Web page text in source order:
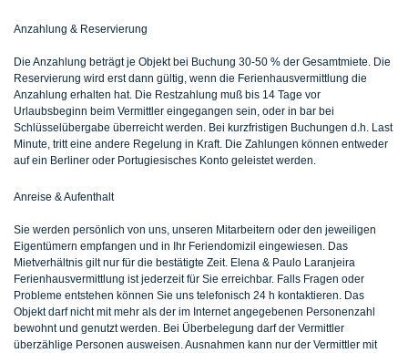
Anzahlung & Reservierung
Die Anzahlung beträgt je Objekt bei Buchung 30-50 % der Gesamtmiete. Die
Reservierung wird erst dann gültig, wenn die Ferienhausvermittlung die
Anzahlung erhalten hat. Die Restzahlung muß bis 14 Tage vor
Urlaubsbeginn beim Vermittler eingegangen sein, oder in bar bei
Schlüsselübergabe überreicht werden. Bei kurzfristigen Buchungen d.h. Last
Minute, tritt eine andere Regelung in Kraft. Die Zahlungen können entweder
auf ein Berliner oder Portugiesisches Konto geleistet werden.
Anreise & Aufenthalt
Sie werden persönlich von uns, unseren Mitarbeitern oder den jeweiligen
Eigentümern empfangen und in Ihr Feriendomizil eingewiesen. Das
Mietverhältnis gilt nur für die bestätigte Zeit. Elena & Paulo Laranjeira
Ferienhausvermittlung ist jederzeit für Sie erreichbar. Falls Fragen oder
Probleme entstehen können Sie uns telefonisch 24 h kontaktieren. Das
Objekt darf nicht mit mehr als der im Internet angegebenen Personenzahl
bewohnt und genutzt werden. Bei Überbelegung darf der Vermittler
überzählige Personen ausweisen. Ausnahmen kann nur der Vermittler mit